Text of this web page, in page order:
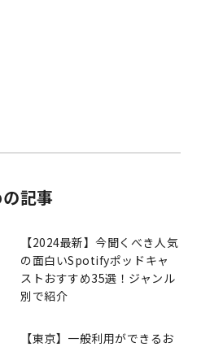
記事
【2024最新】今聞くべき人気
の面白いSpotifyポッドキャ
ストおすすめ35選！ジャンル
別で紹介
【東京】一般利用ができるお